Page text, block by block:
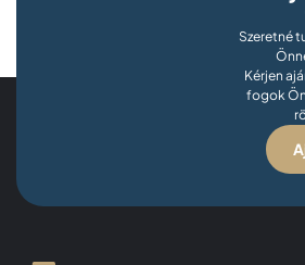
Szeretné
Kérjen
fogok